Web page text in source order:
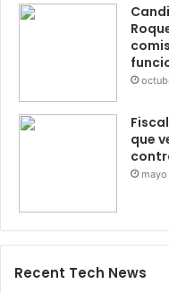
que
mayo
Recent Tech News